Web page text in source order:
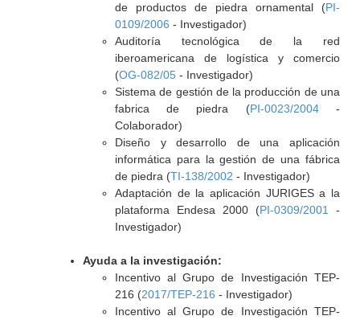
de productos de piedra ornamental (PI-
0109/2006 - Investigador)
Auditoría tecnológica de la red
iberoamericana de logística y comercio
(OG-082/05- Investigador)
Sistema de gestión de la producción de una
fabrica de piedra (PI-0023/2004-
Colaborador)
Diseño y desarrollo de una aplicación
informática para la gestión de una fábrica
de piedra (TI-138/2002 - Investigador)
Adaptación de la aplicación JURIGES a la
plataforma Endesa 2000 (PI-0309/2001
-
Investigador)
Ayuda a la investigación:
Incentivo al Grupo de Investigación TEP-
216 (2017/TEP-216 - Investigador)
Incentivo al Grupo de Investigación TEP-